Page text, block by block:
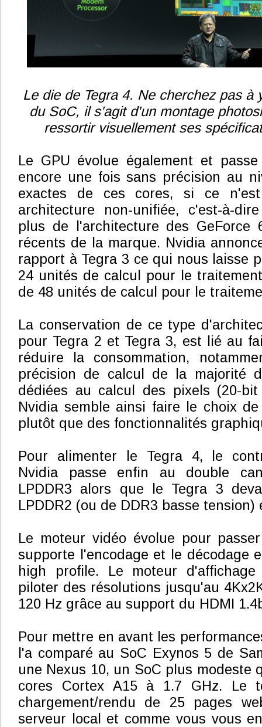
Le die de Tegra 4. Ne cherchez pas à
du SoC, il s'agit d'un montage
ressortir visuellement ses
Le GPU évolue également et
encore une fois sans précision au
exactes de ces cores, si ce
architecture non-unifiée, c'est-à-
plus de l'architecture des GeForce
récents de la marque. Nvidia
rapport à Tegra 3 ce qui nous laisse
24 unités de calcul pour le
de 48 unités de calcul pour le
La conservation de ce type
pour Tegra 2 et Tegra 3, est lié au
réduire la consommation,
précision de calcul de la majorité
dédiées au calcul des pixels (20-
Nvidia semble ainsi faire le choix
plutôt que des fonctionnalités
Pour alimenter le Tegra 4, le
Nvidia passe enfin au double
LPDDR3 alors que le Tegra 3
LPDDR2 (ou de DDR3 basse tension)
Le moteur vidéo évolue pour
supporte l'encodage et le décodage
high profile. Le moteur
piloter des résolutions jusqu'au
120 Hz grâce au support du HDMI
Pour mettre en avant les
l'a comparé au SoC Exynos 5 de
une Nexus 10, un SoC plus modeste
cores Cortex A15 à 1.7 GHz. Le
chargement/rendu de 25 pages
serveur local et comme vous vous